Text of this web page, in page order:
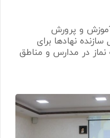
و پرورش
نهادها برای
در مدارس و مناطق